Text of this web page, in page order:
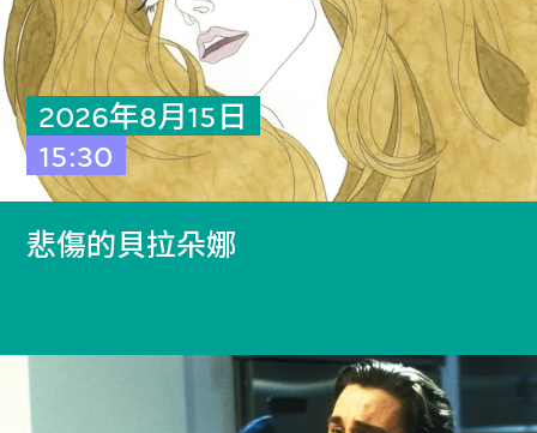
2026年8月15日
15:30
悲傷的貝拉朵娜